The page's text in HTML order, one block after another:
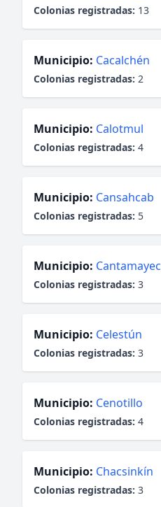
Colonias registradas: 13
Municipio: Cacalchén
Colonias registradas: 2
Municipio: Calotmul
Colonias registradas: 4
Municipio: Cansahcab
Colonias registradas: 5
Municipio: Cantamayec
Colonias registradas: 3
Municipio: Celestún
Colonias registradas: 3
Municipio: Cenotillo
Colonias registradas: 4
Municipio: Chacsinkín
Colonias registradas: 3